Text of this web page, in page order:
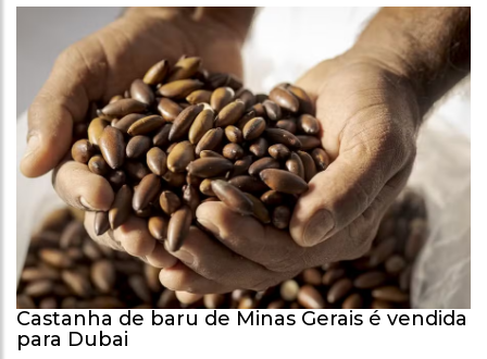
Castanha de baru de Minas Gerais é vendida
para Dubai